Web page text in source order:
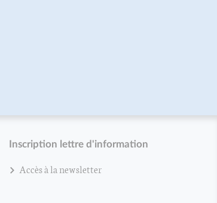
Inscription lettre d'information
Accès à la newsletter